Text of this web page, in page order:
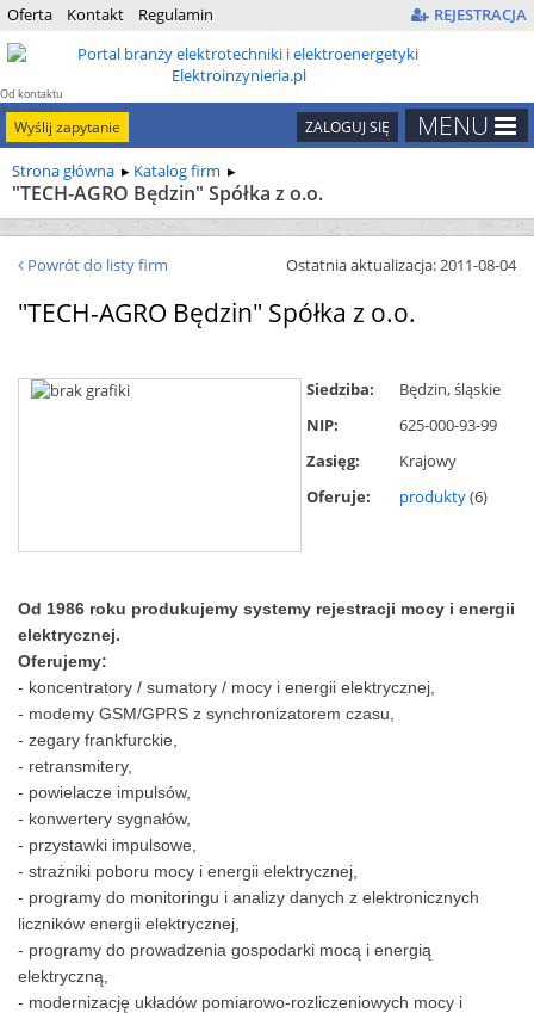
Oferta Kontakt Regulamin REJESTRACJA
Od kontaktu
do kontraktu
MENU
ZALOGUJ SIĘ
Wyślij zapytanie
Strona główna Katalog firm
"TECH-AGRO Będzin" Spółka z o.o.
Powrót do listy firm Ostatnia aktualizacja: 2011-08-04
"TECH-AGRO Będzin" Spółka z o.o.
Siedziba: Będzin,śląskie
NIP:
625-000-93-99
Zasięg:
Krajowy
Oferuje:
produkty(6)
Od 1986 roku produkujemy systemy rejestracji mocy i energii
elektrycznej.
Oferujemy:
- koncentratory / sumatory / mocy i energii elektrycznej,
- modemy GSM/GPRS z synchronizatorem czasu,
- zegary frankfurckie,
- retransmitery,
- powielacze impulsów,
- konwertery sygnałów,
- przystawki impulsowe,
- strażniki poboru mocy i energii elektrycznej,
- programy do monitoringu i analizy danych z elektronicznych
liczników energii elektrycznej,
- programy do prowadzenia gospodarki mocą i energią
elektryczną,
- modernizację układów pomiarowo-rozliczeniowych mocy i